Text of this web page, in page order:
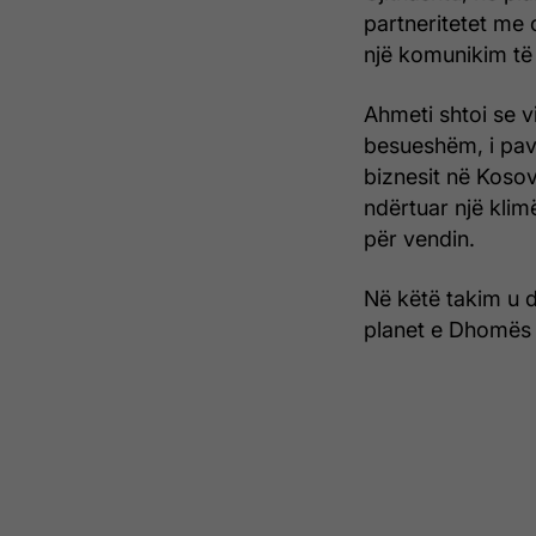
partneritetet me
një komunikim
Ahmeti shtoi se
besueshëm, i
biznesit në
ndërtuar një
për vendin.
Në këtë takim u
planet e